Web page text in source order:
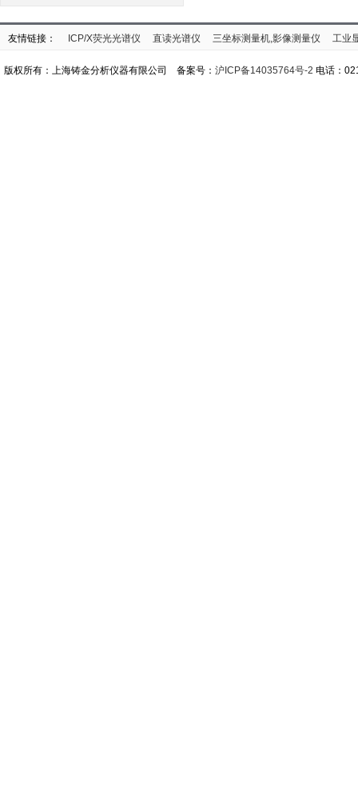
友情链接： ICP/X荧光光谱仪 直读光谱仪 三坐标测量机,影像测量仪 工业
版权所有：上海铸金分析仪器有限公司 备案号： 沪ICP备14035764号-2 电话：